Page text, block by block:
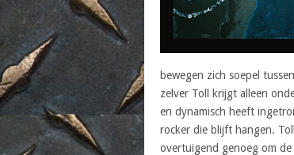
bewegen zich soepel
zelver Toll krijgt alleen
en dynamisch heeft
rocker die blijft hangen.
overtuigend genoeg om de